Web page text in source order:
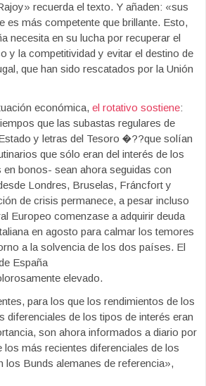
recuerda el texto. Y añaden: «sus
es más competente que brillante. Esto,
necesita en su lucha por recuperar el
y la competitividad y evitar el destino de
que han sido rescatados por la Unión
económica, el rotativo sostiene:
que las subastas regulares de
y letras del Tesoro �??que solían
que sólo eran del interés de los
en bonos- sean ahora seguidas con
Londres, Bruselas, Fráncfort y
de crisis permanece, a pesar incluso
Europeo comenzase a adquirir deuda
en agosto para calmar los temores
a la solvencia de los dos países. El
España
elevado.
para los que los rendimientos de los
diferenciales de los tipos de interés eran
son ahora informados a diario por
más recientes diferenciales de los
los Bunds alemanes de referencia»,